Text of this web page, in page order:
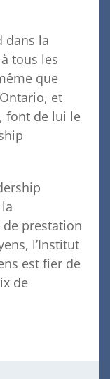
dans la
tous les
que
et
font de lui le
prestation
l’Institut
est fier de
de